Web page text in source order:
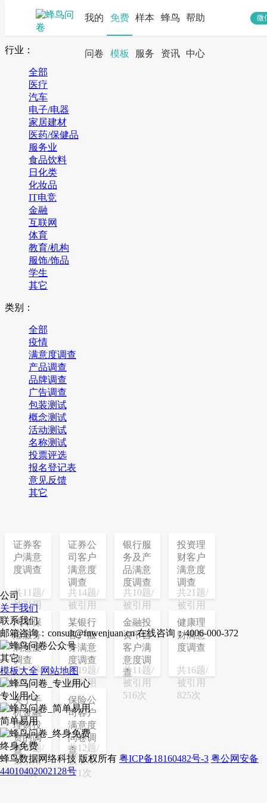
我的
问卷
免费
模板
样本
服务
蜂鸟
资讯
帮助
中心
微
搜索
行业：
全部
医疗
汽车
电子/电器
家居建材
医药/保健品
服务业
食品饮料
日化类
化妆品
IT电竞
金融
互联网
体育
教育/机构
服饰/饰品
学生
其它
类别：
全部
疫情
满意度调查
产品调查
品牌调查
广告调查
包装测试
概念测试
活动测试
名称测试
投票评选
报名登记表
意见反馈
其它
证券客
户满意
度调查
共11题/
被引用
220次
证券公
司客户
满意度
调查
共14题/
被引用
586次
银行服
务及产
品满意
度调查
共10题/
被引用
229次
投资理
财客户
满意度
调查
共21题/
被引用
184次
汽车保
险服务
满意度
调查
共13题/
被引用
894次
某银行
客户服
务满意
度调查
共19题/
被引用
95次
金融投
资平台
客户满
意度调
查
共11题/
被引用
516次
健康理
财满意
度调查
共16题/
被引用
825次
关于手
机金融
理财投
资的调
查
共15题/
被引用
871次
保险公
司客户
满意度
问卷调
查
共12题/
被引用
171次
公司
关于我们
联系我们
邮箱咨询：consult@fnwenjuan.cn 在线咨询：4006-000-372
其它
模板大全 网站地图
专业用心
简单易用
终身免费
蜂鸟数据网络科技 版权所有 粤ICP备18160482号-3 粤公网安备
44010402002128号